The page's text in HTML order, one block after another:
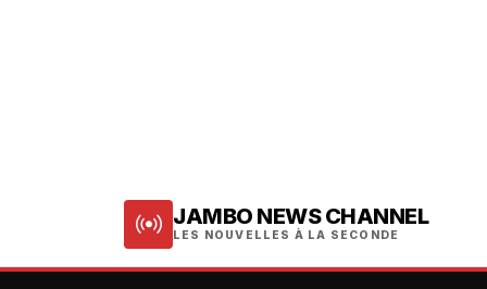
JAMBO NEWS CHANNEL
LES NOUVELLES À LA SECONDE